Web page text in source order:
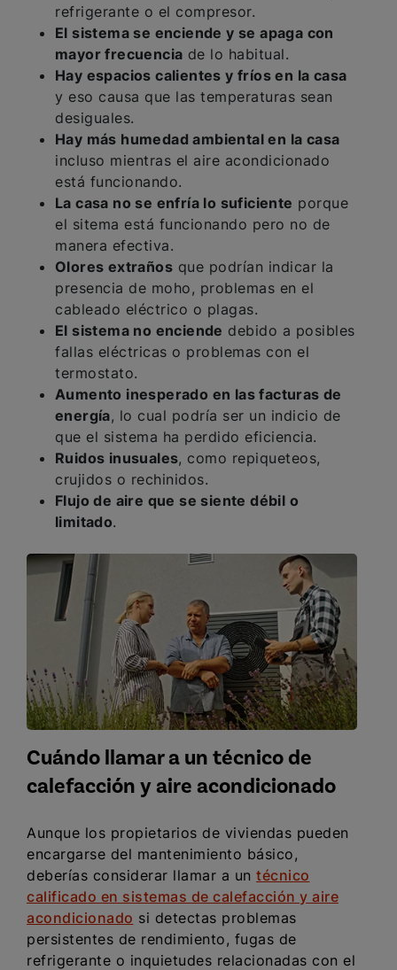
refrigerante o el compresor.
El sistema se enciende y se apaga con
mayor frecuencia de lo habitual.
Hay espacios calientes y fríos en la casa
y eso causa que las temperaturas sean
desiguales.
Hay más humedad ambiental en la casa
incluso mientras el aire acondicionado
está funcionando.
La casa no se enfría lo suficiente porque
el sitema está funcionando pero no de
manera efectiva.
Olores extraños que podrían indicar la
presencia de moho, problemas en el
cableado eléctrico o plagas.
El sistema no enciende debido a posibles
fallas eléctricas o problemas con el
termostato.
Aumento inesperado en las facturas de
energía, lo cual podría ser un indicio de
que el sistema ha perdido eficiencia.
Ruidos inusuales, como repiqueteos,
crujidos o rechinidos.
Flujo de aire que se siente débil o
limitado.
Cuándo llamar a un técnico de
calefacción y aire acondicionado
Aunque los propietarios de viviendas pueden
encargarse del mantenimiento básico,
deberías considerar llamar a un técnico
calificado en sistemas de calefacción y aire
acondicionado si detectas problemas
persistentes de rendimiento, fugas de
refrigerante o inquietudes relacionadas con el